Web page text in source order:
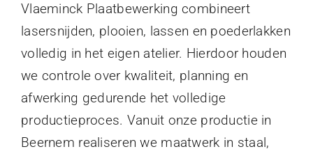
Vlaeminck Plaatbewerking combineert
lasersnijden, plooien, lassen en poederlakken
volledig in het eigen atelier. Hierdoor houden
we controle over kwaliteit, planning en
afwerking gedurende het volledige
productieproces. Vanuit onze productie in
Beernem realiseren we maatwerk in staal,